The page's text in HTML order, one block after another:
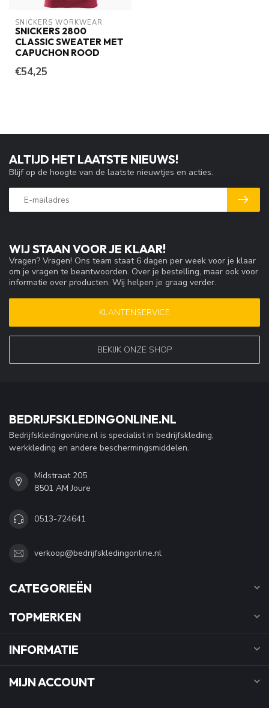
SNICKERS WORKWEAR
SNICKERS 2800
CLASSIC SWEATER MET
CAPUCHON ROOD
€54,25
WIJ STAAN VOOR JE KLAAR!
Vragen? Vragen! Ons team staat 6 dagen per week voor je klaar
om je vragen te beantwoorden. Over je bestelling, maar ook voor
informatie over producten. Wij helpen je graag verder.
KLANTENSERVICE
BEKIJK ONZE SHOP
ALTIJD HET LAATSTE NIEUWS!
Blijf op de hoogte van de laatste nieuwtjes en acties.
BEDRIJFSKLEDINGONLINE.NL
Bedrijfskledingonline.nl is specialist in bedrijfskleding,
werkkleding en andere beschermingsmiddelen.
Midstraat 205
8501 AM Joure
0513-724641
verkoop@bedrijfskledingonline.nl
CATEGORIEËN
TOPMERKEN
INFORMATIE
MIJN ACCOUNT